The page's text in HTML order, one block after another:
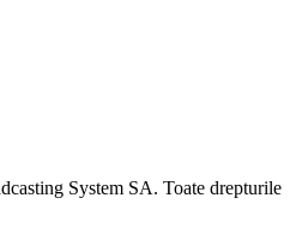
System SA. Toate drepturile